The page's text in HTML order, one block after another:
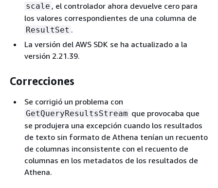
scale , el controlador ahora devuelve cero para
los valores correspondientes de una columna de
ResultSet .
La versión del AWS SDK se ha actualizado a la
versión 2.21.39.
Correcciones
Se corrigió un problema con
GetQueryResultsStream que provocaba que
se produjera una excepción cuando los resultados
de texto sin formato de Athena tenían un recuento
de columnas inconsistente con el recuento de
columnas en los metadatos de los resultados de
Athena.